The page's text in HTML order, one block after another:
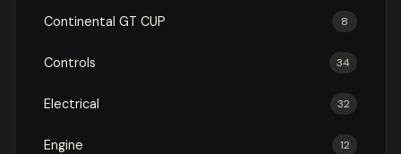
Continental GT CUP 8
Controls 34
Electrical 32
Engine 12